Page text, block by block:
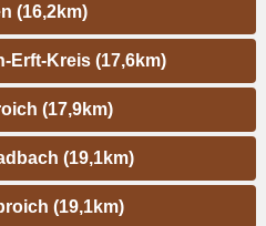
(16,2km)
Erft-Kreis (17,6km)
(17,9km)
(19,1km)
(19,1km)